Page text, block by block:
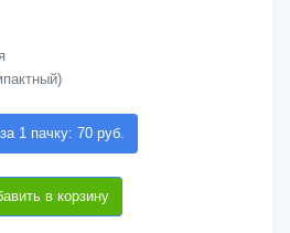
1 пачку: 70 руб.
в корзину